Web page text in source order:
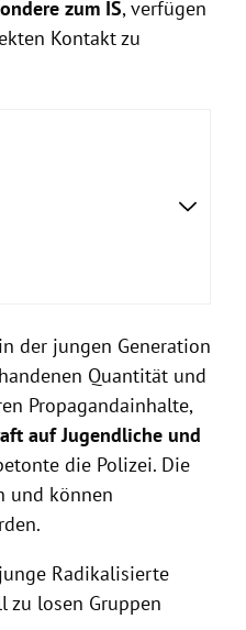
zum IS, verfügen
Kontakt zu
in der jungen Generation
Quantität und
Propagandainhalte,
auf Jugendliche und
die Polizei. Die
und können
Radikalisierte
losen Gruppen